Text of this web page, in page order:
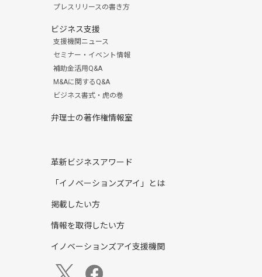
プレスリリースの書き方
ビジネス支援
支援機関ニュース
セミナー・イベント情報
補助金活用Q&A
M&Aに関するQ&A
ビジネス書式・虎の巻
弁理士の著作権情報室
革新ビジネスアワード
「イノベーションズアイ」とは
掲載したい方
情報を取得したい方
イノベーションズアイ支援機関